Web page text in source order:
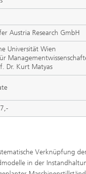
Austria Research GmbH
Universität Wien
Dr. Kurt Matyas
Verknüpfung
in der